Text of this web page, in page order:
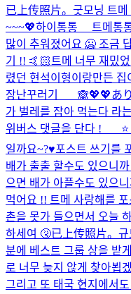
已上传照片。 굿모닝 트메
~~~💖하이통통__ 트메통
많이 추워졌어요 🥶 조금
기 !! 🤙🏻 트메 너무 재밌
렸던 현석이형이랑만든 집
장난꾸러기 ___🙈💖💖あ
가 벌레를 잡아 먹는다 라
위버스 댓글을 단다 !
일까요~?♥️포스트 쓰기를
배가 출출 할수도 있으니
으면 배가 아플수도 있으
먹어요 !! 트메 사랑해를
촌을 못가 들으면서 오늘
하세여 🤧已上传照片。
분에 베스트 그룹 상을 받
로 너무 늦지 않게 찾아뵙
그리고 또 태국 현지에서